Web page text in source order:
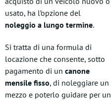
usato, ha l’opzione del
noleggio a lungo termine.
Si tratta di una formula di
locazione che consente, sotto
pagamento di un canone
mensile fisso, di noleggiare un
mezzo e poterlo guidare per un